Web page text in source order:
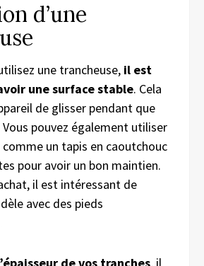
d’une
une trancheuse, il est
une surface stable. Cela
de glisser pendant que
pouvez également utiliser
un tapis en caoutchouc
pour avoir un bon maintien.
il est intéressant de
avec des pieds